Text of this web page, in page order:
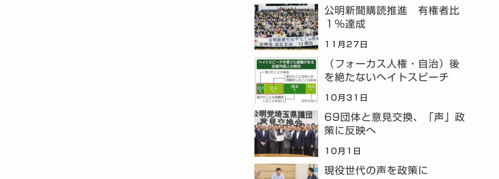
公明新聞購読推進 有権者比
１％達成
11月27日
（フォーカス人権・自治）後
を絶たないヘイトスピーチ
10月31日
69団体と意見交換、「声」政
策に反映へ
10月1日
現役世代の声を政策に